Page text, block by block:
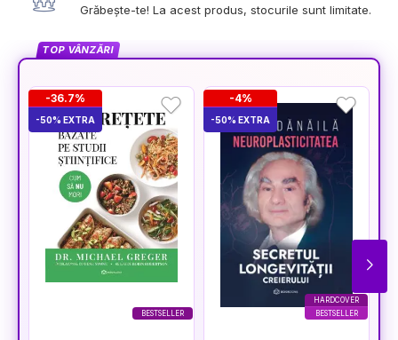
Grăbește-te! La acest produs, stocurile sunt limitate.
TOP VÂNZĂRI
BESTSELLER
-36.7%
-50% EXTRA
HARDCOVER
BESTSELLER
-4%
-50% EXTRA